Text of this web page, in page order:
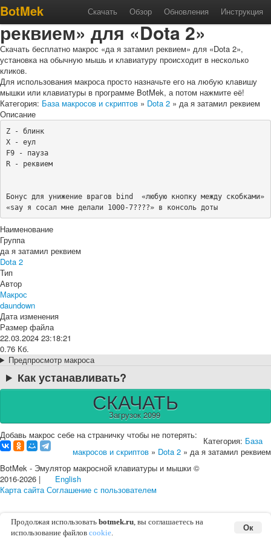
BotMek Скачать Обзор Обновления Инструкция
Макрос «да я затамил
реквием» для «Dota 2»
Скачать бесплатно макрос «да я затамил реквием» для «Dota 2»,
установка на обычную мышь и клавиатуру происходит в несколько
кликов.
Для использования макроса просто назначьте его на любую клавишу
мышки или клавиатуры в программе BotMek, а потом нажмите её!
Категория: База макросов и скриптов » Dota 2 » да я затамил реквием
Описание
Z - блинк
X - еул
F9 - пауза
R - реквием
Бонус для унижение врагов bind  «любую кнопку между скобками»
«say я сосал мне делали 1000-7????» в консоль доты
Наименование
Группа
да я затамил реквием
Dota 2
Тип
Автор
Макрос
daundown
Дата изменения
Размер файла
22.03.2024 23:18:21
0.76 Кб.
Предпросмотр макроса
Как устанавливать?
СКАЧАТЬ
Загрузок 2099
Добавь макрос себе на страничку чтобы не потерять:
Категория: База
макросов и скриптов » Dota 2 » да я затамил реквием
BotMek - Эмулятор макросной клавиатуры и мышки ©
2016-2026 |
English
Карта сайта Соглашение с пользователем